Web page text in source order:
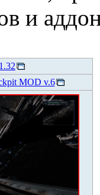
и
MOD v.6